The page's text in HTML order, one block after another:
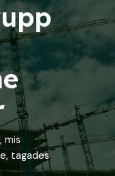
mis
tagades